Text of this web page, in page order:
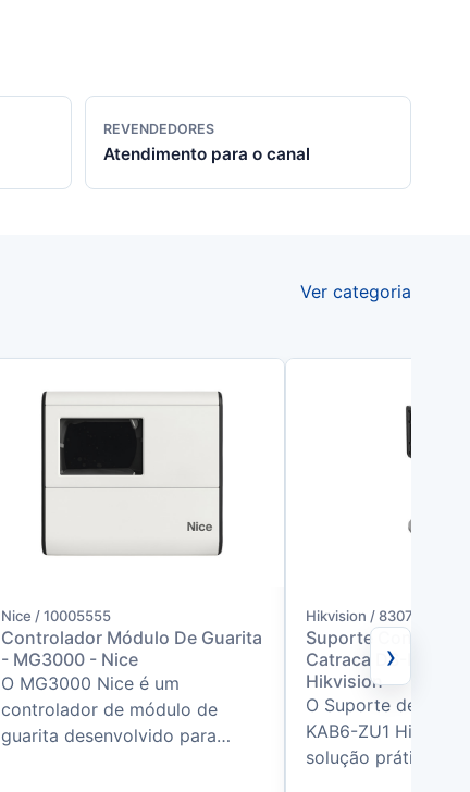
REVENDEDORES
Atendimento para o canal
Ver categoria
Nice / 10005555
Controlador Módulo De Guarita
- MG3000 - Nice
O MG3000 Nice é um
controlador de módulo de
guarita desenvolvido para
acesso em condomínios,
Hikvision / 8307
Suporte Controle
Catraca DS-KAB6-
Hikvision
O Suporte de
KAB6-ZU1
solução prática e
›